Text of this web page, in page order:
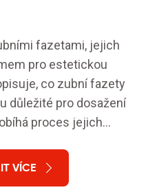
fazetami, jejich
pro estetickou
co zubní fazety
důležité pro dosažení
proces jejich
vzhled vašich
VÍCE